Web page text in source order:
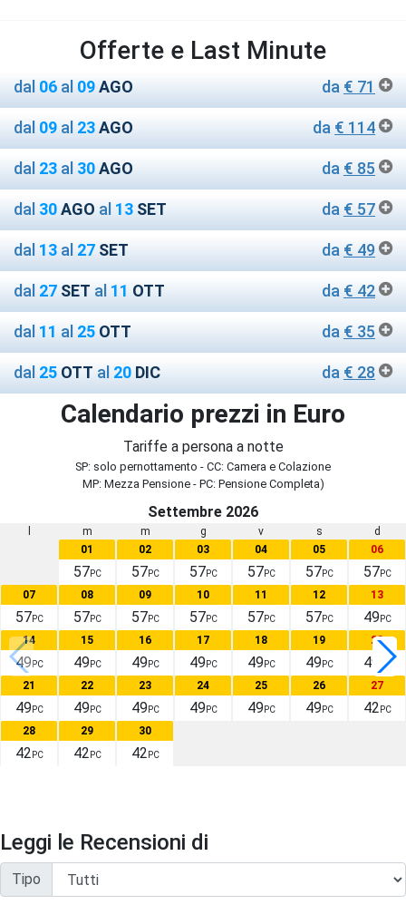
Offerte e Last Minute
dal 06 al 09AGO da € 71
dal 09 al 23AGO da € 114
dal 23 al 30AGO da € 85
dal 30AGO al 13 SET da € 57
dal 13 al 27 SET da € 49
dal 27 SET al 11 OTT da € 42
dal 11 al 25 OTT da € 35
dal 25 OTT al 20 DIC da € 28
Calendario prezzi in Euro
Tariffe a persona a notte
SP: solo pernottamento - CC: Camera e Colazione
MP: Mezza Pensione - PC: Pensione Completa)
Settembre 2026
m m g v s
d
01
57 PC
02
57 PC
03
57 PC
04
57 PC
05
57 PC
06
57 PC
07
57 PC
08
57 PC
09
57 PC
10
57 PC
11
57 PC
12
57 PC
13
49 PC
14
49 PC
15
49 PC
16
49 PC
17
49 PC
18
49 PC
19
49 PC
20
49 PC
21
49 PC
22
49 PC
23
49 PC
24
49 PC
25
49 PC
26
49 PC
27
42 PC
28
42 PC
29
42 PC
30
42 PC
Leggi le Recensioni di
Tipo